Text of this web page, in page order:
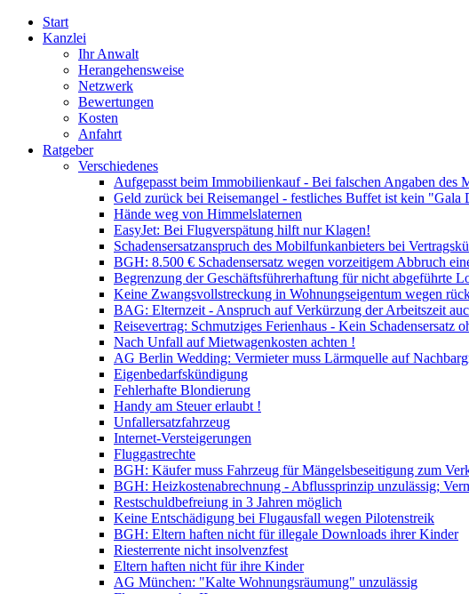
Start
Kanzlei
Ihr Anwalt
Herangehensweise
Netzwerk
Bewertungen
Kosten
Anfahrt
Ratgeber
Verschiedenes
Aufgepasst beim Immobilienkauf - Bei falschen Angaben des
Geld zurück bei Reisemangel - festliches Buffet ist kein "Gala
Hände weg von Himmelslaternen
EasyJet: Bei Flugverspätung hilft nur Klagen!
Schadensersatzanspruch des Mobilfunkanbieters bei
BGH: 8.500 € Schadensersatz wegen vorzeitigem Abbruch
Begrenzung der Geschäftsführerhaftung für nicht abgeführte
Keine Zwangsvollstreckung in Wohnungseigentum wegen
BAG: Elternzeit - Anspruch auf Verkürzung der Arbeitszeit
Reisevertrag: Schmutziges Ferienhaus - Kein Schadensersatz
Nach Unfall auf Mietwagenkosten achten !
AG Berlin Wedding: Vermieter muss Lärmquelle auf
Eigenbedarfskündigung
Fehlerhafte Blondierung
Handy am Steuer erlaubt !
Unfallersatzfahrzeug
Internet-Versteigerungen
Fluggastrechte
BGH: Käufer muss Fahrzeug für Mängelsbeseitigung zum
BGH: Heizkostenabrechnung - Abflussprinzip unzulässig;
Restschuldbefreiung in 3 Jahren möglich
Keine Entschädigung bei Flugausfall wegen Pilotenstreik
BGH: Eltern haften nicht für illegale Downloads ihrer Kinder
Riesterrente nicht insolvenzfest
Eltern haften nicht für ihre Kinder
AG München: "Kalte Wohnungsräumung" unzulässig